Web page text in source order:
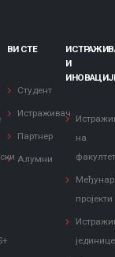
ВИ СТЕ
Студент
Истраживач
Партнер
Алумни
И
на
пројекти
јединице